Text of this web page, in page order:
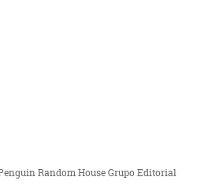
Random House Grupo Editorial